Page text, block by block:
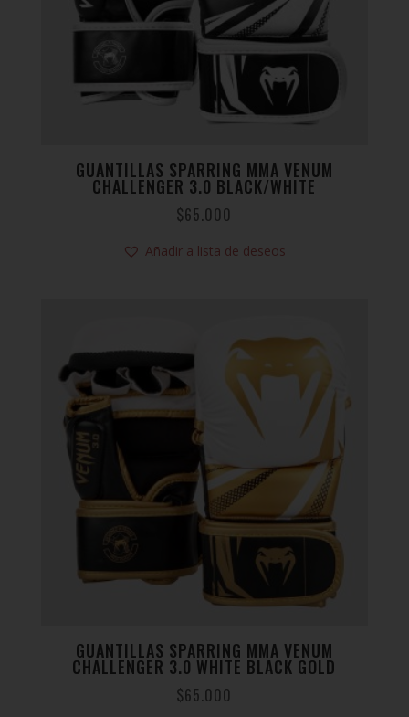
GUANTILLAS SPARRING MMA VENUM
CHALLENGER 3.0 BLACK/WHITE
$65.000
Añadir a lista de deseos
GUANTILLAS SPARRING MMA VENUM
CHALLENGER 3.0 WHITE BLACK GOLD
$65.000